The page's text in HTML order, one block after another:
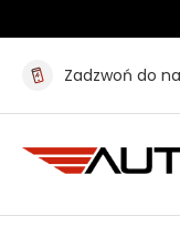
Zadzwoń do